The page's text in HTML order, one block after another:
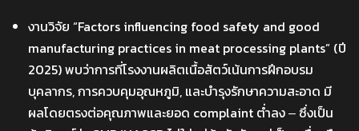
งานวิจัย “Factors influencing food safety and good
manufacturing practices in meat processing plants” (ปี
2025) พบว่าการที่โรงงานผลิตเนื้อสัตว์เน้นการฝึกอบรม
บุคลากร, การควบคุมอุณหภูมิ, และบำรุงรักษาความสะอาด มี
ผลโดยตรงต่อคุณภาพและยอด complaint ต่ำลง ‒ ซึ่งเป็น